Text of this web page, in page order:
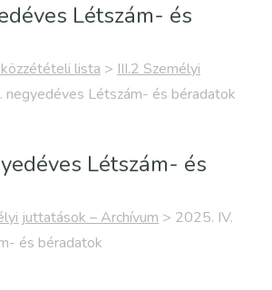
Létszám- és
lista > III.2 Személyi
negyedéves Létszám- és béradatok
Létszám- és
juttatások – Archívum > 2025. IV.
és béradatok